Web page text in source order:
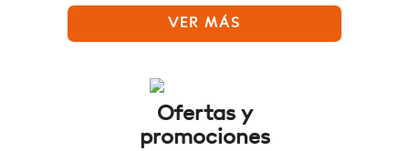
VER MÁS
Ofertas y
promociones